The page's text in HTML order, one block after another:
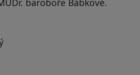
baroboře Bábkové.